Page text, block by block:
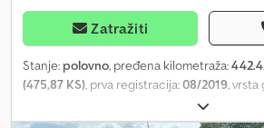
Zatražiti
Stanje: polovno, pređena kilometraža:
(475,87 KS), prva registracija:08/2019, vrsta
, konfiguracija osovina:
inspekcija (TÜV):09/2026, kočnice:retarder